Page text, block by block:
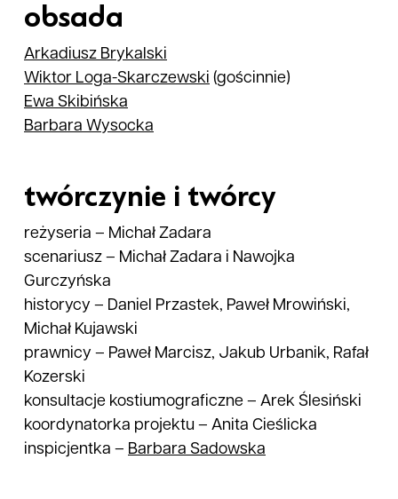
obsada
Arkadiusz Brykalski
Wiktor Loga-Skarczewski (gościnnie)
Ewa Skibińska
Barbara Wysocka
twórczynie i twórcy
reżyseria – Michał Zadara
scenariusz – Michał Zadara i Nawojka
Gurczyńska
historycy – Daniel Przastek, Paweł Mrowiński,
Michał Kujawski
prawnicy – Paweł Marcisz, Jakub Urbanik, Rafał
Kozerski
konsultacje kostiumograficzne – Arek Ślesiński
koordynatorka projektu – Anita Cieślicka
inspicjentka – Barbara Sadowska